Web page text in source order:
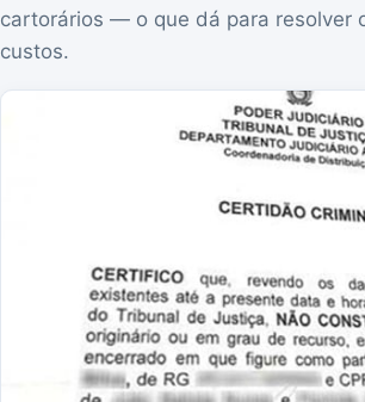
cartorários — o que dá para resolver
custos.